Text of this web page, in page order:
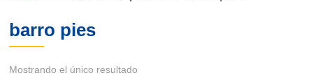
barro pies
Mostrando el único resultado